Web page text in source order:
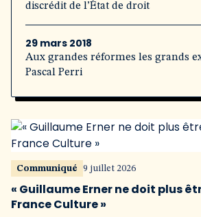
discrédit de l’État de droit
29 mars 2018
Aux grandes réformes les grands
Pascal Perri
Communiqué 9 juillet 2026
« Guillaume Erner ne doit plus
France Culture »